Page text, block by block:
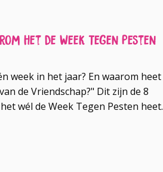
het de Week Tegen Pesten
week in het jaar? En waarom heet
de Vriendschap?" Dit zijn de 8
wél de Week Tegen Pesten heet.